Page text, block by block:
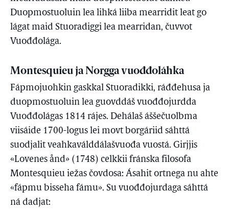
Duopmostuoluin lea lihká liiba mearridit leat go
lágat maid Stuoradiggi lea mearridan, čuvvot
Vuođđolága.
Montesquieu ja Norgga vuođđoláhka
Fápmojuohkin gaskkal Stuoradikki, ráđđehusa ja
duopmostuoluin lea guovddáš vuođđojurdda
Vuođđolágas 1814 rájes. Dehálaš áššečuolbma
viisáide 1700-logus lei movt borgáriid sáhttá
suodjalit veahkaválddálašvuođa vuostá. Girjjis
«Lovenes ånd» (1748) celkkii fránska filosofa
Montesquieu iežas čovdosa: Ásahit ortnega nu ahte
«fápmu bisseha fámu». Su vuođđojurdaga sáhttá
ná dadjat: